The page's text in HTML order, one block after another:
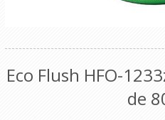
Eco Flush HFO-
de